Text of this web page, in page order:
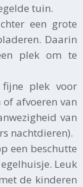
tuin.
een grote
Daarin
plek om te
plek voor
afvoeren van
van
nachtdieren).
een beschutte
Leuk
de kinderen